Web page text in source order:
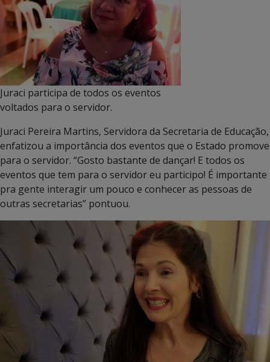
Juraci participa de todos os eventos
voltados para o servidor.
Juraci Pereira Martins, Servidora da Secretaria de Educação,
enfatizou a importância dos eventos que o Estado promove
para o servidor. “Gosto bastante de dançar! E todos os
eventos que tem para o servidor eu participo! É importante
pra gente interagir um pouco e conhecer as pessoas de
outras secretarias” pontuou.